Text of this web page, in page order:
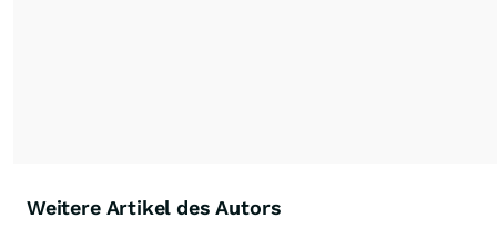
Weitere Artikel des Autors